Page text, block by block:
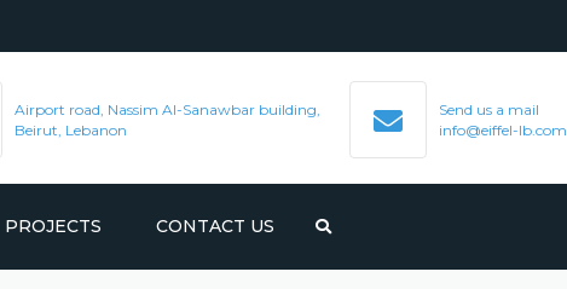
Airport road, Nassim Al-Sanawbar building,
Beirut, Lebanon
Send us a mail
info@eiffel-lb.com
PROJECTS CONTACT US